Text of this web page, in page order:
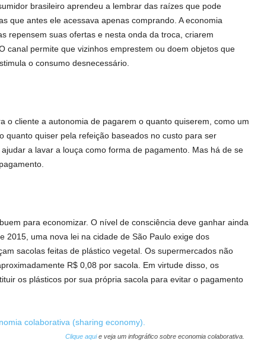
brasileiro aprendeu a lembrar das raízes que pode
que antes ele acessava apenas comprando. A economia
repensem suas ofertas e nesta onda da troca, criarem
canal permite que vizinhos emprestem ou doem objetos que
o consumo desnecessário.
o cliente a autonomia de pagarem o quanto quiserem, como um
quanto quiser pela refeição baseados no custo para ser
a lavar a louça como forma de pagamento. Mas há de se
para economizar. O nível de consciência deve ganhar ainda
2015, uma nova lei na cidade de São Paulo exige dos
sacolas feitas de plástico vegetal. Os supermercados não
R$ 0,08 por sacola. Em virtude disso, os
os plásticos por sua própria sacola para evitar o pagamento
Clique aquie veja um infográfico sobre economia colaborativa.